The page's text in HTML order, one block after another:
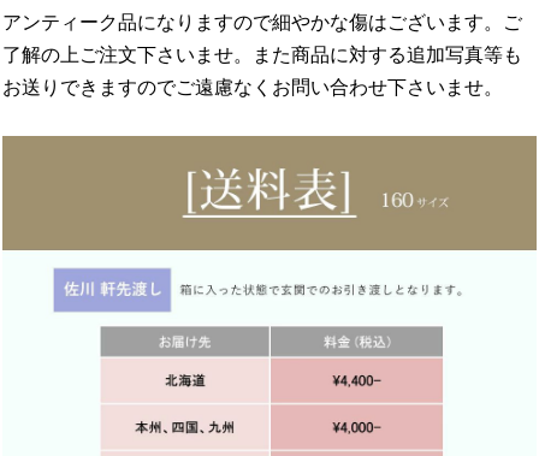
アンティーク品になりますので細やかな傷はございます。ご
了解の上ご注文下さいませ。また商品に対する追加写真等も
お送りできますのでご遠慮なくお問い合わせ下さいませ。